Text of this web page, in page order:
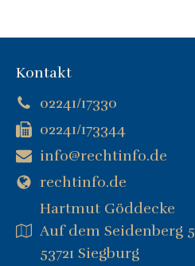
Kontakt
02241/17330
02241/173344
info@rechtinfo.de
rechtinfo.de
Hartmut Göddecke
Auf dem Seidenberg 5
53721 Siegburg